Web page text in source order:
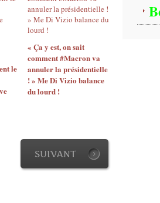
le
« Ça y est, on sait
comment #Macron va
annuler la présidentielle
! » Me Di Vizio balance
du lourd !
SUIVANT